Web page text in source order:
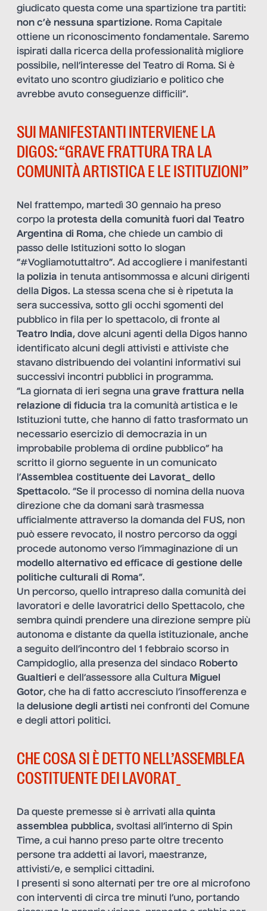
giudicato questa come una spartizione tra partiti:
non c’è nessuna spartizione. Roma Capitale
ottiene un riconoscimento fondamentale. Saremo
ispirati dalla ricerca della professionalità migliore
possibile, nell’interesse del Teatro di Roma. Si è
evitato uno scontro giudiziario e politico che
avrebbe avuto conseguenze difficili”.
SUI MANIFESTANTI INTERVIENE LA
DIGOS: “GRAVE FRATTURA TRA LA
COMUNITÀ ARTISTICA E LE ISTITUZIONI”
Nel frattempo, martedì 30 gennaio ha preso
corpo la protesta della comunità fuori dal Teatro
Argentina di Roma, che chiede un cambio di
passo delle Istituzioni sotto lo slogan
“#Vogliamotuttaltro”. Ad accogliere i manifestanti
la polizia in tenuta antisommossa e alcuni dirigenti
della Digos. La stessa scena che si è ripetuta la
sera successiva, sotto gli occhi sgomenti del
pubblico in fila per lo spettacolo, di fronte al
Teatro India, dove alcuni agenti della Digos hanno
identificato alcuni degli attivisti e attiviste che
stavano distribuendo dei volantini informativi sui
successivi incontri pubblici in programma.
“La giornata di ieri segna una grave frattura nella
relazione di fiducia tra la comunità artistica e le
Istituzioni tutte, che hanno di fatto trasformato un
necessario esercizio di democrazia in un
improbabile problema di ordine pubblico” ha
scritto il giorno seguente in un comunicato
l’Assemblea costituente dei Lavorat_ dello
Spettacolo. “Se il processo di nomina della nuova
direzione che da domani sarà trasmessa
ufficialmente attraverso la domanda del FUS, non
può essere revocato, il nostro percorso da oggi
procede autonomo verso l’immaginazione di un
modello alternativo ed efficace di gestione delle
politiche culturali di Roma”.
Un percorso, quello intrapreso dalla comunità dei
lavoratori e delle lavoratrici dello Spettacolo, che
sembra quindi prendere una direzione sempre più
autonoma e distante da quella istituzionale, anche
a seguito dell’incontro del 1 febbraio scorso in
Campidoglio, alla presenza del sindaco Roberto
Gualtieri e dell’assessore alla Cultura Miguel
Gotor, che ha di fatto accresciuto l’insofferenza e
la delusione degli artisti nei confronti del Comune
e degli attori politici.
CHE COSA SI È DETTO NELL’ASSEMBLEA
COSTITUENTE DEI LAVORAT_
Da queste premesse si è arrivati alla quinta
assemblea pubblica, svoltasi all’interno di Spin
Time, a cui hanno preso parte oltre trecento
persone tra addetti ai lavori, maestranze,
attivisti/e, e semplici cittadini.
I presenti si sono alternati per tre ore al microfono
con interventi di circa tre minuti l’uno, portando